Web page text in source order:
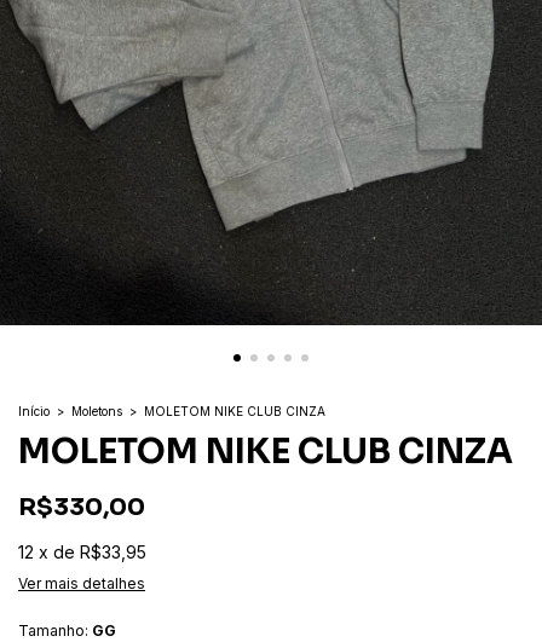
Início > Moletons > MOLETOM NIKE CLUB CINZA
MOLETOM NIKE CLUB CINZA
R$330,00
12 x de R$33,95
Ver mais detalhes
Tamanho: GG